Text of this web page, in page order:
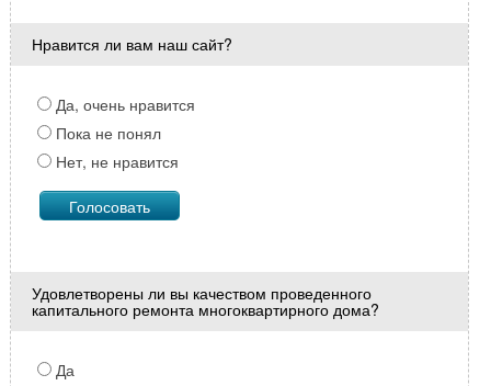
Нравится ли вам наш сайт?
Да, очень нравится
Пока не понял
Нет, не нравится
Удовлетворены ли вы качеством проведенного
капитального ремонта многоквартирного дома?
Да